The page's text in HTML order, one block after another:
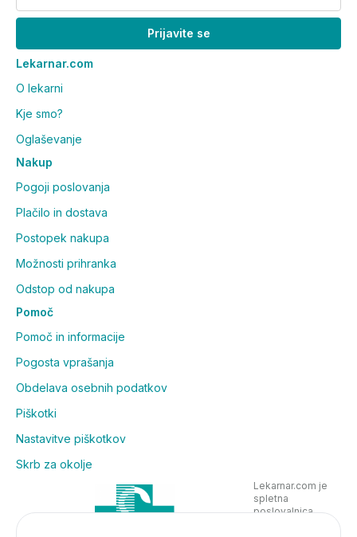
Prijavite se
Lekarnar.com
O lekarni
Kje smo?
Oglaševanje
Nakup
Pogoji poslovanja
Plačilo in dostava
Postopek nakupa
Možnosti prihranka
Odstop od nakupa
Pomoč
Pomoč in informacije
Pogosta vprašanja
Obdelava osebnih podatkov
Piškotki
Nastavitve piškotkov
Skrb za okolje
Lekarnar.com je
spletna
poslovalnica